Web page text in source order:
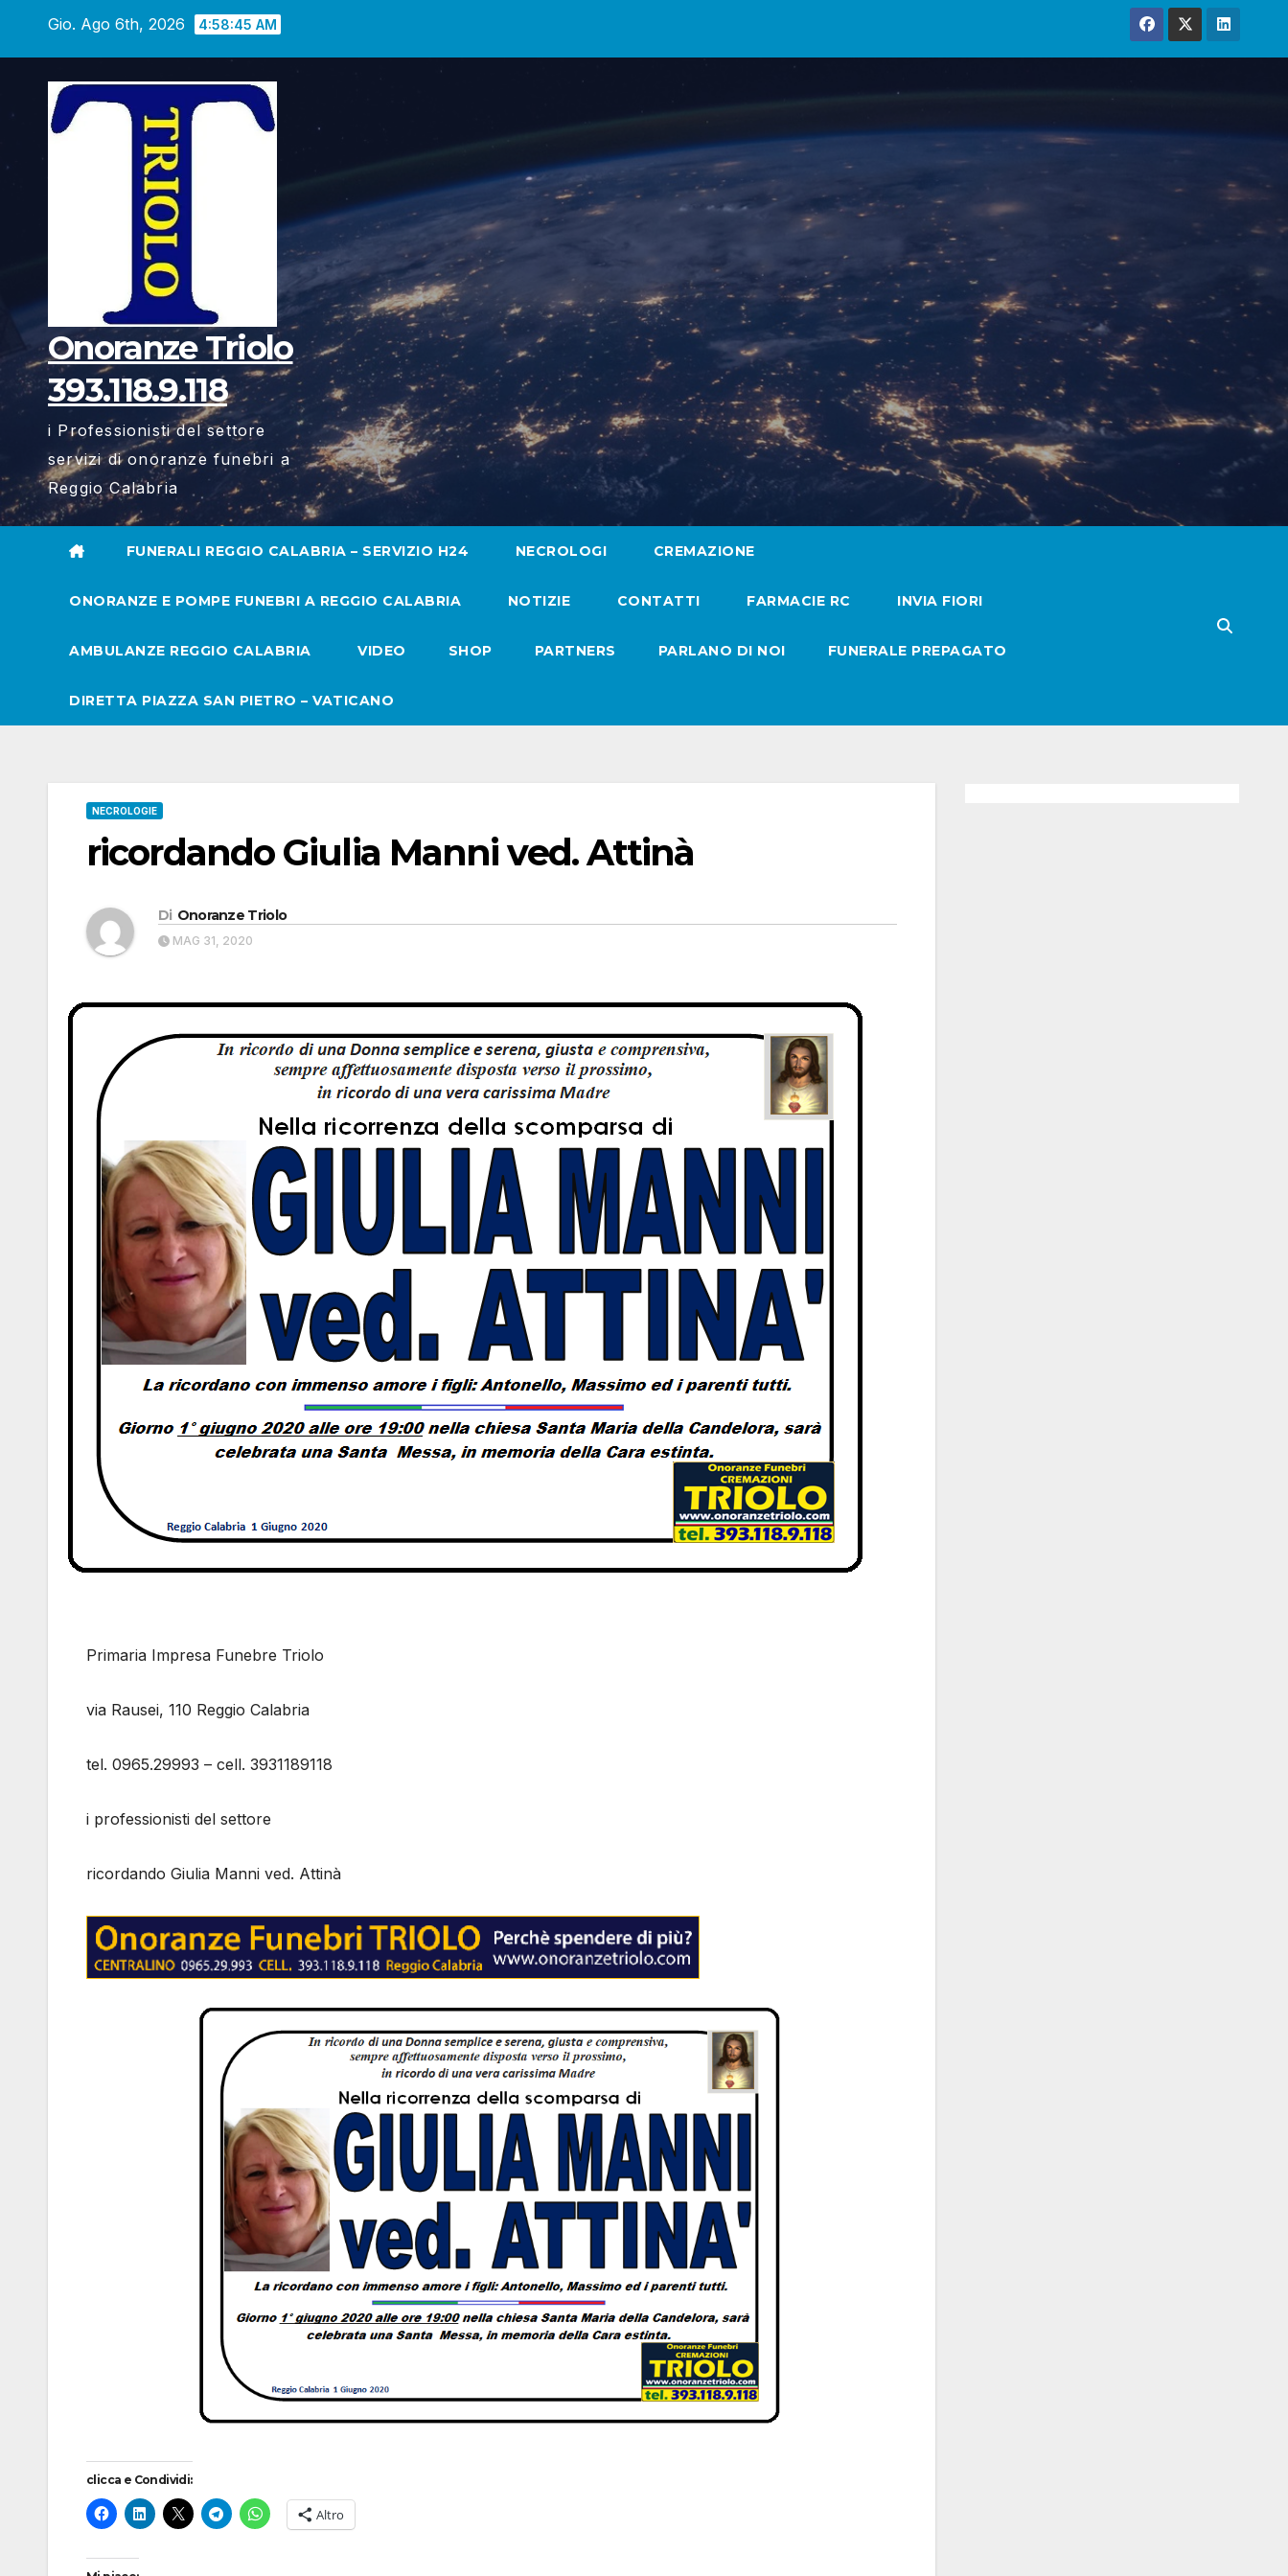
Gio. Ago 6th, 2026 4:58:46 AM
Onoranze Triolo
393.118.9.118
i Professionisti del settore
servizi di onoranze funebri a
Reggio Calabria
FUNERALI REGGIO CALABRIA – SERVIZIO H24 NECROLOGI CREMAZIONE
ONORANZE E POMPE FUNEBRI A REGGIO CALABRIA NOTIZIE CONTATTI FARMACIE RC INVIA FIORI
AMBULANZE REGGIO CALABRIA VIDEO SHOP PARTNERS PARLANO DI NOI FUNERALE PREPAGATO
DIRETTA PIAZZA SAN PIETRO – VATICANO
NECROLOGIE
ricordando Giulia Manni ved. Attinà
Di Onoranze Triolo
MAG 31, 2020
Primaria Impresa Funebre Triolo
via Rausei, 110 Reggio Calabria
tel. 0965.29993 – cell. 3931189118
i professionisti del settore
ricordando Giulia Manni ved. Attinà
clicca e Condividi:
Altro